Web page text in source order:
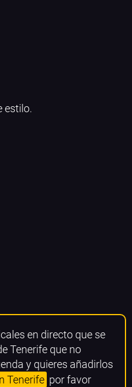
estilo.
en directo que se
Tenerife que no
y quieres añadirlos
Tenerife por favor